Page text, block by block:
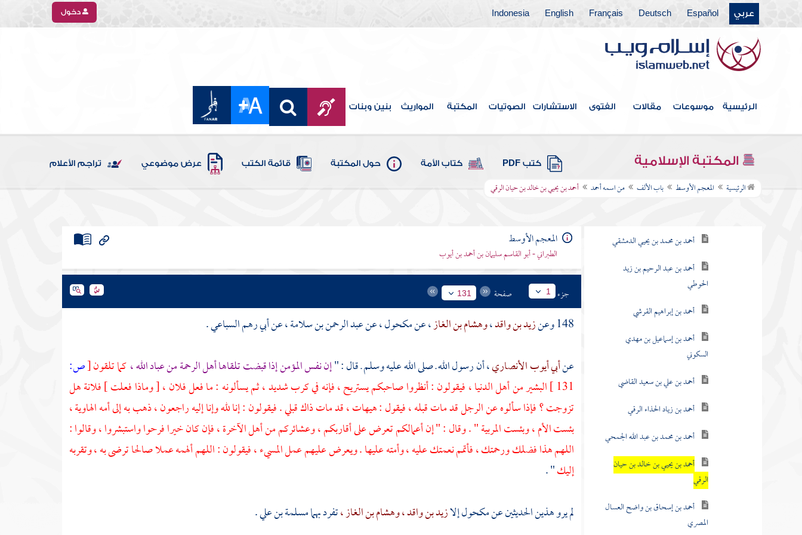
عربي Español
Deutsch
Français
English
Indonesia دخول
الرئيسية موسوعات مقالات الفتوى الاستشارات الصوتيات المكتبة المواريث بنين وبنات
المكتبة الإسلامية كتب PDF كتاب الأمة حول المكتبة قائمة الكتب عرض موضوعي تراجم الأعلام
الرئيسية المعجم الأوسط باب الألف من اسمه أحمد أحمد بن يحيي بن خالد بن حيان الرقي
فهرس الكتاب
باب الألف
من اسمه أحمد
أحمد بن محمد بن يحيي الدمشقي
أحمد بن عبد الرحيم بن زيد
الحوطي
أحمد بن إبراهيم القرشي
أحمد بن إسماعيل بن مهدي
السكوني
أحمد بن علي بن سعيد القاضي
أحمد بن زياد الحذاء الرقي
أحمد بن محمد بن عبد الله الجمحي
أحمد بن يحيي بن خالد بن حيان
الرقي
أحمد بن إسحاق بن واضح العسال
المصري
المعجم الأوسط
الطبراني - أبو القاسم سليمان بن أحمد بن أيوب
جزء 1 صفحة 131
148 وعن زيد بن واقد،وهشام بن الغاز، عنمكحول، عنعبد الرحمن بن سلامة، عنأبي رهم السباعي.
عنأبي أيوب الأنصاري، أن رسول الله ـ صلى الله عليه وسلم ـ قال : "إن نفس المؤمن إذا قبضت تلقاها أهل الرحمة من عباد الله ،كما تلقون[ص:
131 ] البشير من أهل الدنيا ، فيقولون : أنظروا صاحبكم يستريح ، فإنه في كرب شديد ، ثم يسألونه : ما فعل فلان ، [ وماذا فعلت ] فلانة هل
تزوجت ؟ فإذا سألوه عن الرجل قد مات قبله ، فيقول : هيهات ، قد مات ذاك قبلي . فيقولون : إنا لله وإنا إليه راجعون ، ذهب به إلى أمه الهاوية ،
بئست الأم ، وبئست المربية " . وقال : " إن أعمالكم تعرض على أقاربكم ، وعشائركم من أهل الآخرة ، فإن كان خيرا فرحوا واستبشروا ، وقالوا :
اللهم هذا فضلك ورحمتك ، فأتمم نعمتك عليه ، وأمته عليها . ويعرض عليهم عمل المسيء ، فيقولون : اللهم ألهمه عملا صالحا ترضى به ، وتقربه
إليك" .
لم يرو هذين الحديثين عنمكحولإلازيد بن واقد ،وهشام بن الغاز ،تفرد بهمامسلمة بن علي.